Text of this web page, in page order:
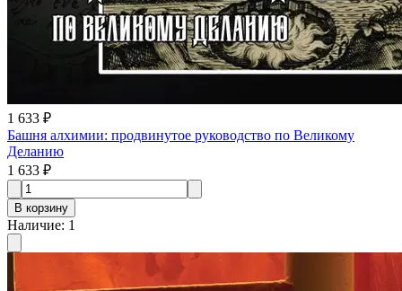
1 633 ₽
Башня алхимии: продвинутое руководство по Великому
Деланию
1 633 ₽
В корзину
Наличие: 1